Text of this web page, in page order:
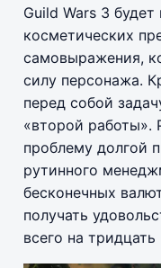
Guild Wars 3
косметических
самовыражения,
силу персонажа.
перед собой
«второй работы».
проблему долгой
рутинного
бесконечных
получать
всего на